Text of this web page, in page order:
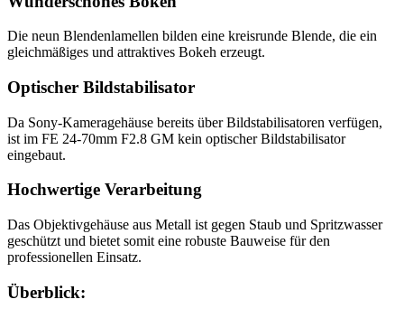
Die neun Blendenlamellen bilden eine kreisrunde Blende, die ein
gleichmäßiges und attraktives Bokeh erzeugt.
Optischer Bildstabilisator
Da Sony-Kameragehäuse bereits über Bildstabilisatoren verfügen,
ist im FE 24-70mm F2.8 GM kein optischer Bildstabilisator
eingebaut.
Hochwertige Verarbeitung
Das Objektivgehäuse aus Metall ist gegen Staub und Spritzwasser
geschützt und bietet somit eine robuste Bauweise für den
professionellen Einsatz.
Überblick: